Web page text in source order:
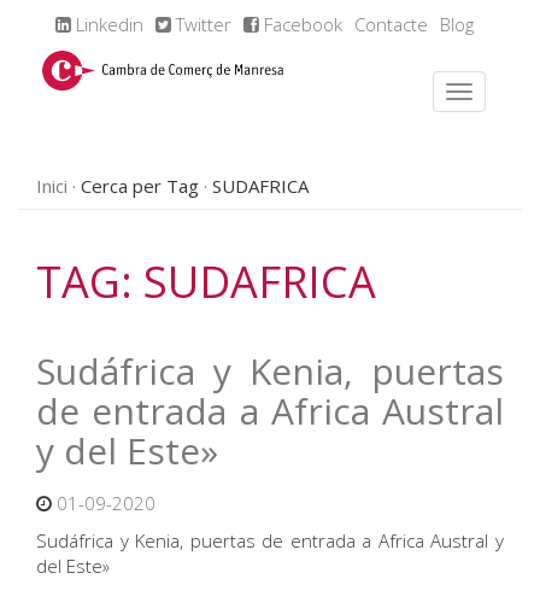
Linkedin Twitter Facebook Contacte Blog
Inici Cerca per Tag SUDAFRICA
TAG: SUDAFRICA
Sudáfrica y Kenia, puertas
de entrada a Africa Austral
y del Este»
01-09-2020
Sudáfrica y Kenia, puertas de entrada a Africa Austral y
del Este»